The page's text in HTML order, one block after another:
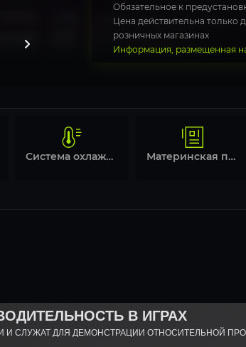
Обязательное к
Цена действительна только
розничных магазинах
Информация, размещенная
Система охлаждения Материнская плата
В ИГРАХ
СЛУЖАТ ДЛЯ ДЕМОНСТРАЦИИ ОТНОСИТЕЛЬНОЙ